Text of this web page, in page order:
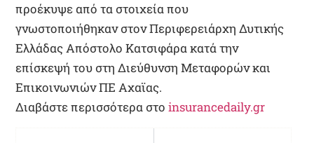
προέκυψε από τα στοιχεία που
γνωστοποιήθηκαν στον Περιφερειάρχη Δυτικής
Ελλάδας Απόστολο Κατσιφάρα κατά την
επίσκεψή του στη Διεύθυνση Μεταφορών και
Επικοινωνιών ΠΕ Αχαϊας.
Διαβάστε περισσότερα στοinsurancedaily.gr